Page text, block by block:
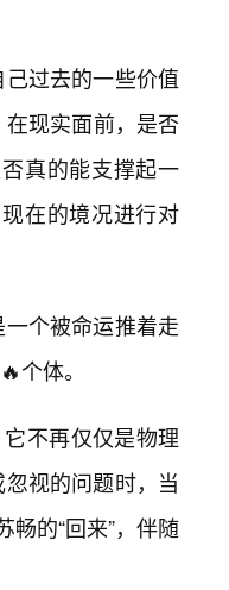
过去的一些价值
现实面前，是否
真的能支撑起一
在的境况进行对
个被命运推着走
个体。
不再仅仅是物理
视的问题时，当
畅的“回来”，伴随